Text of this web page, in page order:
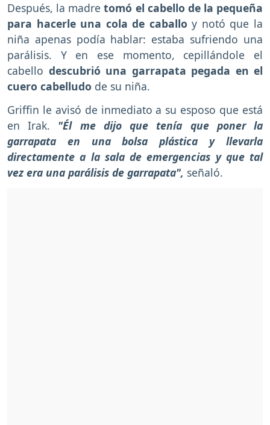
Después, la madretomó el cabello de la pequeña
para hacerle una cola de caballo y notó que la
niña apenas podía hablar: estaba sufriendo una
parálisis. Y en ese momento, cepillándole el
cabello descubrió una garrapata pegada en el
cuero cabelludo de su niña.
Griffin le avisó de inmediato a su esposo que está
en Irak. "Él me dijo que tenía que poner la
garrapata en una bolsa plástica y llevarla
directamente a la sala de emergencias y que tal
vez era una parálisis de garrapata", señaló.